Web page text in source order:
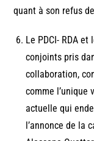
quant à son refus
Le PDCI- RDA
conjoints pris
collaboration,
comme l’unique
actuelle qui
l’annonce de la